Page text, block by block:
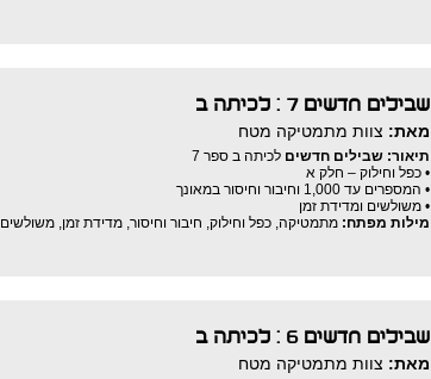
שבילים חדשים 7 : לכיתה ב
מאת: צוות מתמטיקה מטח
תיאור: שבילים חדשים לכיתה ב ספר 7
• כפל וחילוק – חלק א
• המספרים עד 1,000 וחיבור וחיסור במאונך
• משולשים ומדידת זמן
מילות מפתח: מתמטיקה, כפל וחילוק, חיבור וחיסור, מדידת זמן, משולשים
שבילים חדשים 6 : לכיתה ב
מאת: צוות מתמטיקה מטח